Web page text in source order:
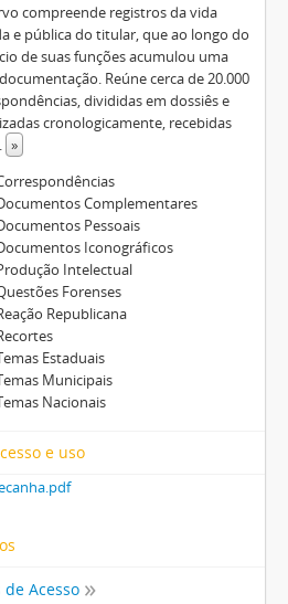
compreende registros da vida
e pública do titular, que ao longo do
de suas funções acumulou uma
Reúne cerca de 20.000
divididas em dossiês e
cronologicamente, recebidas
»
Complementares
Pessoais
Iconográficos
Intelectual
Forenses
Republicana
Estaduais
Municipais
Nacionais
e uso
de Acesso